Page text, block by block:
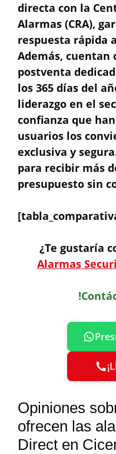
directa con la
Alarmas (CRA),
respuesta rápida
Además, cuentan
postventa
los 365 días del
liderazgo en el
confianza que
usuarios los
exclusiva y
para recibir más
presupuesto sin
¿Te gustaría
Alarmas
Opiniones
ofrecen las
Direct en